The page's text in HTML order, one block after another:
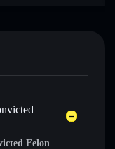
Felon